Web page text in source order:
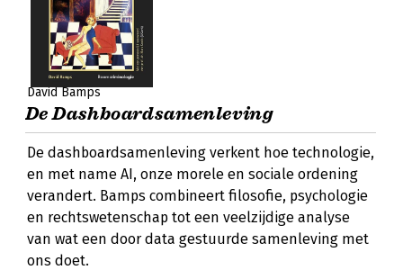
David Bamps
De Dashboardsamenleving
De dashboardsamenleving verkent hoe technologie,
en met name AI, onze morele en sociale ordening
verandert. Bamps combineert filosofie, psychologie
en rechtswetenschap tot een veelzijdige analyse
van wat een door data gestuurde samenleving met
ons doet.